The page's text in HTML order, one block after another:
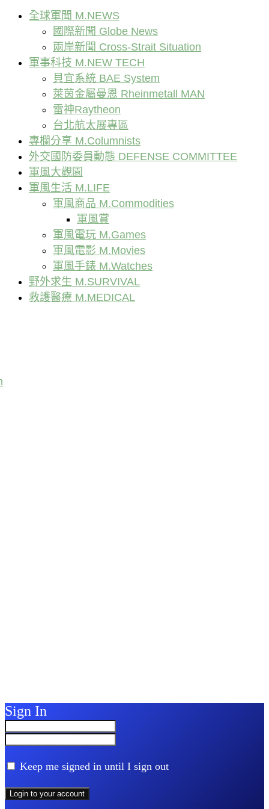
全球軍聞 M.NEWS
國際新聞 Globe News
兩岸新聞 Cross-Strait Situation
軍事科技 M.NEW TECH
貝宜系統 BAE System
萊茵金屬曼恩 Rheinmetall MAN
雷神Raytheon
台北航太展專區
專欄分享 M.Columnists
外交國防委員動態 DEFENSE COMMITTEE
軍風大觀園
軍風生活 M.LIFE
軍風商品 M.Commodities
軍風賞
軍風電玩 M.Games
軍風電影 M.Movies
軍風手錶 M.Watches
野外求生 M.SURVIVAL
救護醫療 M.MEDICAL
Sign In
Keep me signed in until I sign out